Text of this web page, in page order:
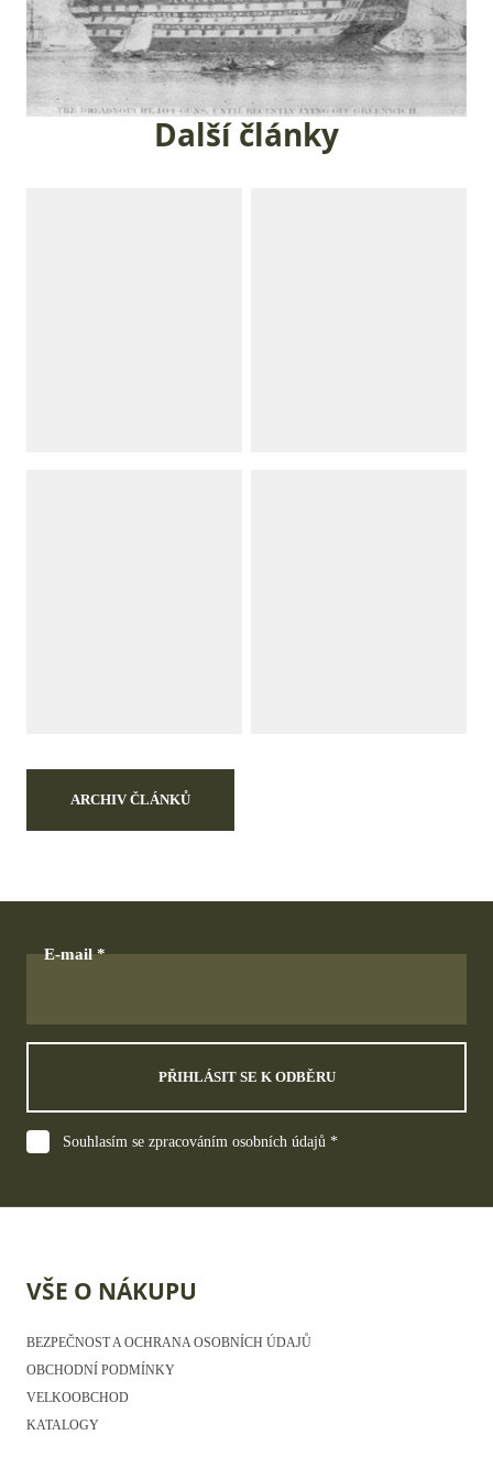
Další články
ARCHIV ČLÁNKŮ
E-mail
PŘIHLÁSIT SE K ODBĚRU
Souhlasím se zpracováním osobních údajů *
VŠE O NÁKUPU
BEZPEČNOST A OCHRANA OSOBNÍCH ÚDAJŮ
OBCHODNÍ PODMÍNKY
VELKOOBCHOD
KATALOGY